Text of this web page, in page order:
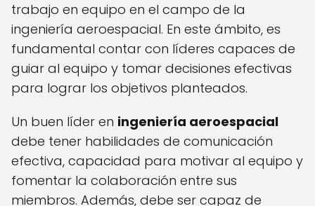
trabajo en equipo en el campo de la
ingeniería aeroespacial. En este ámbito, es
fundamental contar con líderes capaces de
guiar al equipo y tomar decisiones efectivas
para lograr los objetivos planteados.
Un buen líder en ingeniería aeroespacial
debe tener habilidades de comunicación
efectiva, capacidad para motivar al equipo y
fomentar la colaboración entre sus
miembros. Además, debe ser capaz de